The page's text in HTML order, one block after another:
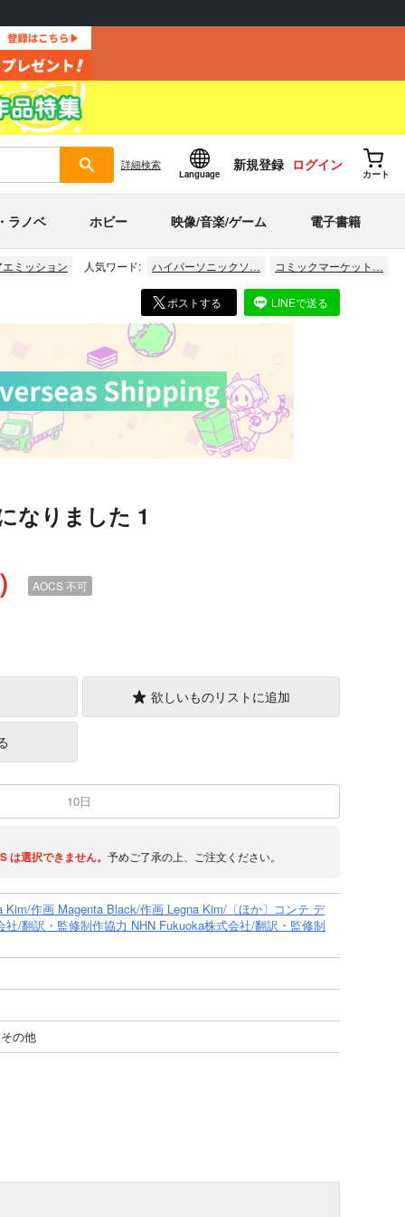
詳細検索
Language
新規登録 ログイン
カート
ラノベ ホビー 映像/音楽/ゲーム 電子書籍
ミッション 人気ワード: ハイパーソニックソ… コミックマーケット…
ポストする LINEで送る
なりました 1
AOCS不可
欲しいものリストに追加
10日
は選択できません。 予めご了承の上、ご注文ください。
Kim/作画 Magenta Black/作画 Legna Kim/〔ほか〕コンテ デ
社/翻訳・監修制作協力 NHN Fukuoka株式会社/翻訳・監修制
の他